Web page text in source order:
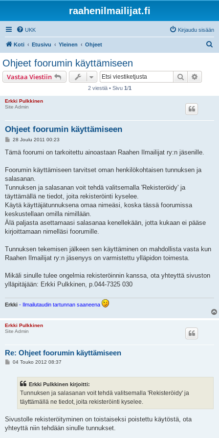
raahenilmailijat.fi
UKK Kirjaudu sisään
Koti Etusivu Yleinen Ohjeet
Ohjeet foorumin käyttämiseen
Vastaa Viestiin Etsi
2 viestiä • Sivu 1/1
Erkki Pulkkinen
Site Admin
Ohjeet foorumin käyttämiseen
V
e
i
28 Joulu 2011 00:23
Tämä foorumi on tarkoitettu ainoastaan Raahen Ilmailijat ry:n jäsenille.
Foorumin käyttämiseen tarvitset oman henkilökohtaisen tunnuksen ja
salasanan.
Tunnuksen ja salasanan voit tehdä valitsemalla 'Rekisteröidy' ja
täyttämällä ne tiedot, joita rekisteröinti kyselee.
Käytä käyttäjätunnuksena omaa nimeäsi, koska tässä foorumissa
keskustellaan omilla nimillään.
Älä paljasta asettamaasi salasanaa kenellekään, jotta kukaan ei pääse
kirjoittamaan nimelläsi foorumille.
Tunnuksen tekemisen jälkeen sen käyttäminen on mahdollista vasta kun
Raahen Ilmailijat ry:n jäsenyys on varmistettu ylläpidon toimesta.
Mikäli sinulle tulee ongelmia rekisteröinnin kanssa, ota yhteyttä sivuston
ylläpitäjään: Erkki Pulkkinen, p.044-7325 030
Erkki - Ilmailutaudin tartunnan saaneena
Erkki Pulkkinen
Site Admin
Re: Ohjeet foorumin käyttämiseen
V04 Touko 2012 08:37
Erkki Pulkkinen kirjoitti:
Tunnuksen ja salasanan voit tehdä valitsemalla 'Rekisteröidy' ja
täyttämällä ne tiedot, joita rekisteröinti kyselee.
Sivustolle rekisteröityminen on toistaiseksi poistettu käytöstä, ota
yhteyttä niin tehdään sinulle tunnukset.